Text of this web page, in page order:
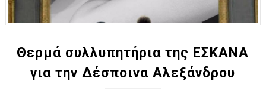
Θερμά συλλυπητήρια της ΕΣΚΑΝΑ
για την Δέσποινα Αλεξάνδρου